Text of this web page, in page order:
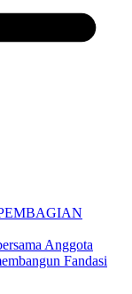
Anggota
Fandasi